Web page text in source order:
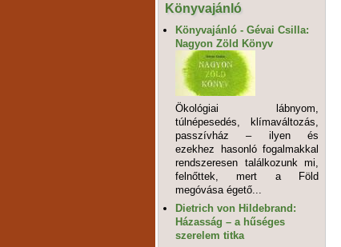
Könyvajánló
Könyvajánló - Gévai Csilla:
Nagyon Zöld Könyv
Ökológiai lábnyom,
túlnépesedés, klímaváltozás,
passzívház – ilyen és
ezekhez hasonló fogalmakkal
rendszeresen találkozunk mi,
felnőttek, mert a Föld
megóvása égető...
Dietrich von Hildebrand:
Házasság – a hűséges
szerelem titka